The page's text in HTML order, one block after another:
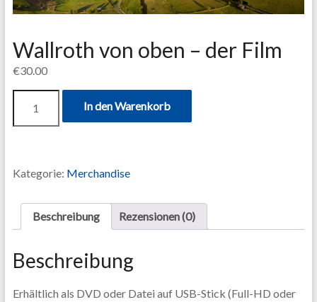
Wallroth von oben – der Film
€30.00
In den Warenkorb
Kategorie: Merchandise
Beschreibung Rezensionen (0)
Beschreibung
Erhältlich als DVD oder Datei auf USB-Stick (Full-HD oder